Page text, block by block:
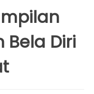
Bela Diri